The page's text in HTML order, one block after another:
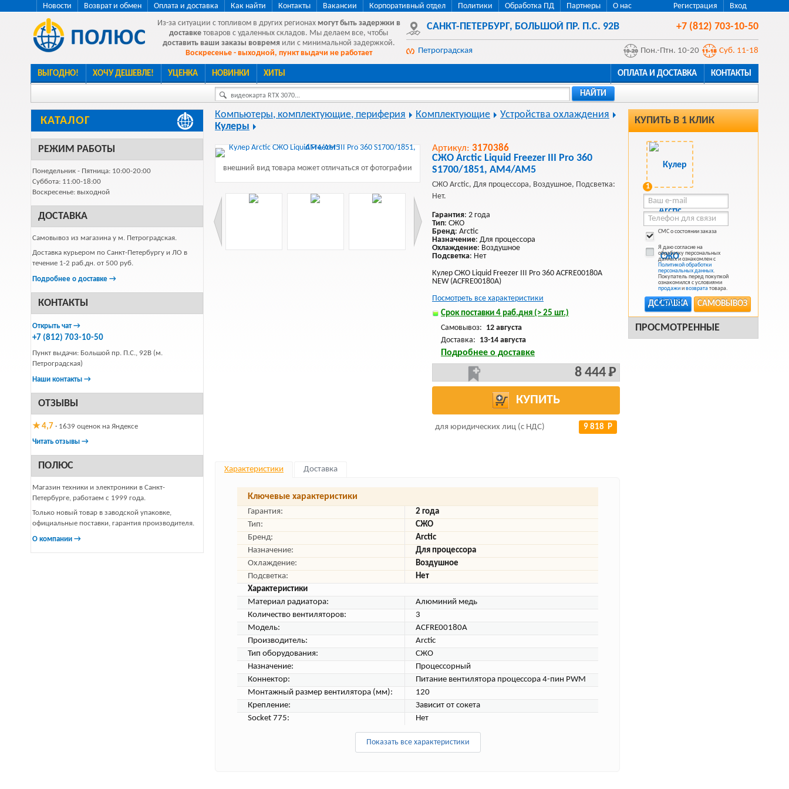
Регистрация Вход
Новости Возврат и обмен Оплата и доставка Как найти Контакты Вакансии Корпоративный отдел Политики Обработка ПД Партнеры
О нас
Из-за ситуации с топливом в других регионах могут быть задержки в
доставке товаров с удаленных складов. Мы делаем все, чтобы
доставить ваши заказы вовремя или с минимальной задержкой.
Воскресенье - выходной, пункт выдачи не работает
САНКТ-ПЕТЕРБУРГ, БОЛЬШОЙ ПР. П.С. 92В +7 (812) 703-10-50
Петроградская Пон.-Птн. 10-20 Суб. 11-18
ВЫГОДНО! ХОЧУ ДЕШЕВЛЕ! УЦЕНКА НОВИНКИ ХИТЫ ОПЛАТА И ДОСТАВКА КОНТАКТЫ
видеокарта RTX 3070... НАЙТИ
КАТАЛОГ
РЕЖИМ РАБОТЫ
Понедельник - Пятница: 10:00-20:00
Суббота: 11:00-18:00
Воскресенье: выходной
ДОСТАВКА
Самовывоз из магазина у м. Петроградская.
Доставка курьером по Санкт-Петербургу и ЛО в
течение 1-2 раб.дн. от 500 руб.
Подробнее о доставке →
КОНТАКТЫ
Открыть чат →
+7 (812) 703-10-50
Пункт выдачи: Большой пр. П.С., 92В (м.
Петроградская)
Наши контакты →
ОТЗЫВЫ
★ 4,7 · 1639 оценок на Яндексе
Читать отзывы →
ПОЛЮС
Магазин техники и электроники в Санкт-
Петербурге, работаем с 1999 года.
Только новый товар в заводской упаковке,
официальные поставки, гарантия производителя.
О компании →
КУПИТЬ В 1 КЛИК
1
СМС о состоянии заказа
Я даю согласие на
обработку персональных
данных и ознакомлен с
Политикой обработки
персональных данных.
Покупатель перед покупкой
ознакомился с условиями
продажиивозврататовара.
САМОВЫВОЗ
ДОСТАВКА
ПРОСМОТРЕННЫЕ
Компьютеры, комплектующие, периферия Комплектующие
Устройства охлаждения
Кулеры
внешний вид товара может отличаться от фотографии
Артикул: 3170386
СЖО Arctic Liquid Freezer III Pro 360
S1700/1851, AM4/AM5
СЖО Arctic, Для процессора, Воздушное, Подсветка:
Нет.
Гарантия: 2 года
Тип: СЖО
Бренд: Arctic
Назначение: Для процессора
Охлаждение: Воздушное
Подсветка: Нет
Кулер СЖО Liquid Freezer III Pro 360 ACFRE00180A
NEW (ACFRE00180A)
Посмотреть все характеристики
Срок поставки 4 раб.дня (> 25 шт.)
Самовывоз: 12 августа
Доставка: 13-14 августа
Подробнее о доставке
8 444 Р
КУПИТЬ
для юридических лиц (с НДС) 9 818 Р
Характеристики Доставка
Ключевые характеристики
Гарантия:
2 года
Тип:
СЖО
Бренд:
Arctic
Назначение:
Для процессора
Охлаждение:
Воздушное
Подсветка:
Нет
Характеристики
Материал радиатора:
Алюминий медь
Количество вентиляторов:
3
Модель:
ACFRE00180A
Производитель:
Arctic
Тип оборудования:
СЖО
Назначение:
Процессорный
Коннектор:
Питание вентилятора процессора 4-пин PWM
Монтажный размер вентилятора (мм):
120
Крепление:
Зависит от сокета
Socket 775:
Нет
Показать все характеристики